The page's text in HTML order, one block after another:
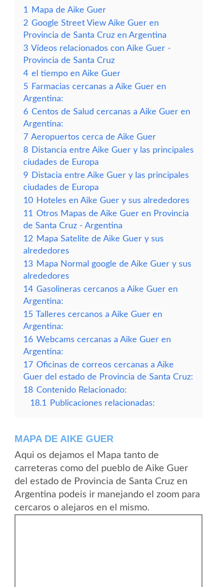
1
Mapa de Aike Guer
2 Google Street View Aike Guer en
Provincia de Santa Cruz en Argentina
3 Vídeos relacionados con Aike Guer -
Provincia de Santa Cruz
4 el tiempo en Aike Guer
5 Farmacias cercanas a Aike Guer en
Argentina:
6 Centos de Salud cercanas a Aike Guer en
Argentina:
7 Aeropuertos cerca de Aike Guer
8 Distancia entre Aike Guer y las principales
ciudades de Europa
9 Distacia entre Aike Guer y las principales
ciudades de Europa
10 Hoteles en Aike Guer y sus alrededores
11 Otros Mapas de Aike Guer en Provincia
de Santa Cruz - Argentina
12 Mapa Satelite de Aike Guer y sus
alrededores
13 Mapa Normal google de Aike Guer y sus
alrededores
14 Gasolineras cercanos a Aike Guer en
Argentina:
15 Talleres cercanos a Aike Guer en
Argentina:
16 Webcams cercanas a Aike Guer en
Argentina:
17 Oficinas de correos cercanas a Aike
Guer del estado de Provincia de Santa Cruz:
18 Contenido Relacionado:
18.1
Publicaciones relacionadas:
MAPA DE AIKE GUER
Aqui os dejamos el Mapa tanto de
carreteras como del pueblo de Aike Guer
del estado de Provincia de Santa Cruz en
Argentina podeis ir manejando el zoom para
cercaros o alejaros en el mismo.